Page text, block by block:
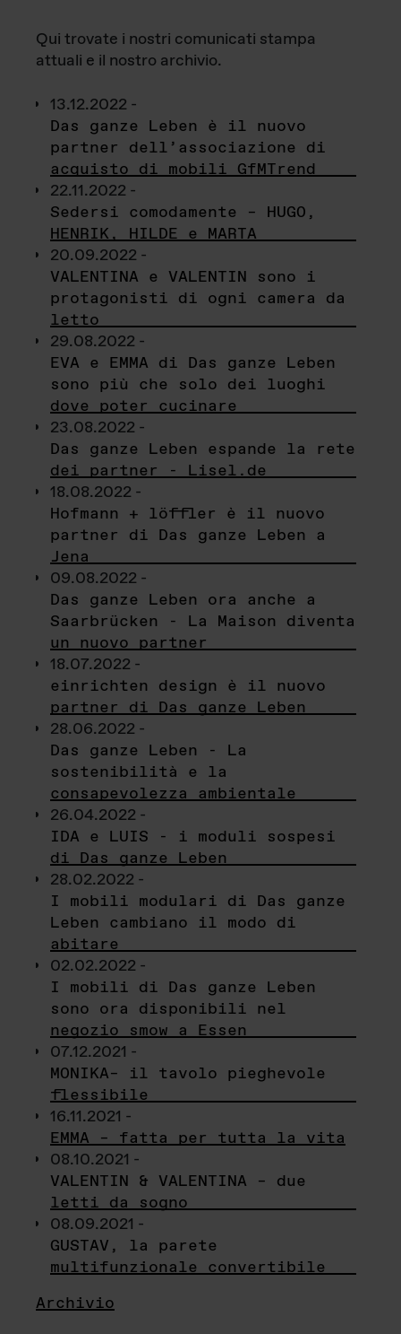
Qui trovate i nostri comunicati stampa
attuali e il nostro archivio.
13.12.2022 -
Das ganze Leben è il nuovo
partner dell’associazione di
acquisto di mobili GfMTrend
22.11.2022 -
Sedersi comodamente – HUGO,
HENRIK, HILDE e MARTA
20.09.2022 -
VALENTINA e VALENTIN sono i
protagonisti di ogni camera da
letto
29.08.2022 -
EVA e EMMA di Das ganze Leben
sono più che solo dei luoghi
dove poter cucinare
23.08.2022 -
Das ganze Leben espande la rete
dei partner - Lisel.de
18.08.2022 -
Hofmann + löffler è il nuovo
partner di Das ganze Leben a
Jena
09.08.2022 -
Das ganze Leben ora anche a
Saarbrücken - La Maison diventa
un nuovo partner
18.07.2022 -
einrichten design è il nuovo
partner di Das ganze Leben
28.06.2022 -
Das ganze Leben - La
sostenibilità e la
consapevolezza ambientale
26.04.2022 -
IDA e LUIS - i moduli sospesi
di Das ganze Leben
28.02.2022 -
I mobili modulari di Das ganze
Leben cambiano il modo di
abitare
02.02.2022 -
I mobili di Das ganze Leben
sono ora disponibili nel
negozio smow a Essen
07.12.2021 -
MONIKA– il tavolo pieghevole
flessibile
16.11.2021 -
EMMA – fatta per tutta la vita
08.10.2021 -
VALENTIN & VALENTINA – due
letti da sogno
08.09.2021 -
GUSTAV, la parete
multifunzionale convertibile
Archivio